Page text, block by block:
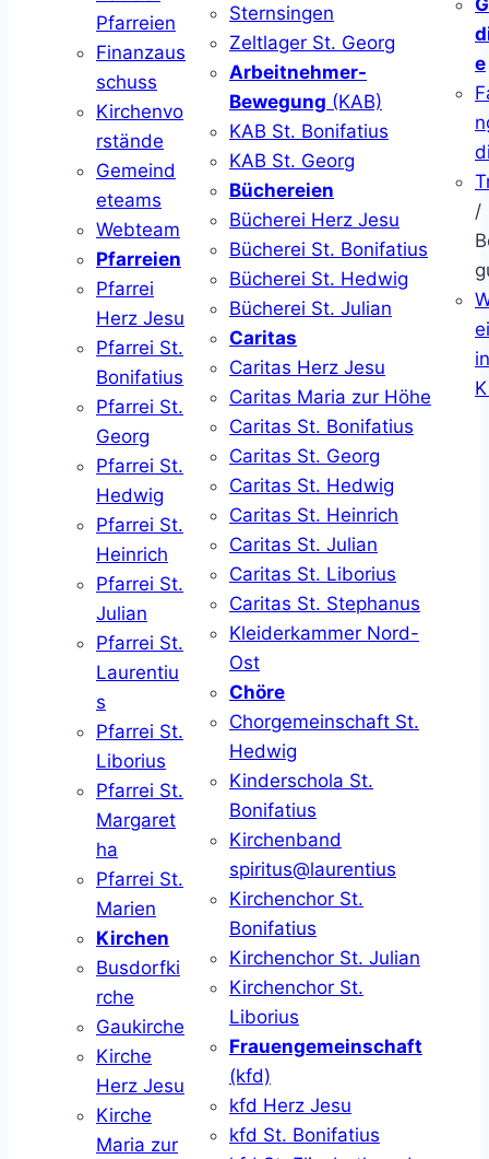
Pfarreien
Finanzaus
schuss
Kirchenvo
rstände
Gemeind
eteams
Webteam
Pfarreien
Pfarrei
Herz Jesu
Pfarrei St.
Bonifatius
Pfarrei St.
Georg
Pfarrei St.
Hedwig
Pfarrei St.
Heinrich
Pfarrei St.
Julian
Pfarrei St.
Laurentiu
s
Pfarrei St.
Liborius
Pfarrei St.
Margaret
ha
Pfarrei St.
Marien
Kirchen
Busdorfki
rche
Gaukirche
Kirche
Herz Jesu
Kirche
Maria zur
Sternsingen
Zeltlager St. Georg
Arbeitnehmer-
Bewegung (KAB)
KAB St. Bonifatius
KAB St. Georg
Büchereien
Bücherei Herz Jesu
Bücherei St. Bonifatius
Bücherei St. Hedwig
Bücherei St. Julian
Caritas
Caritas Herz Jesu
Caritas Maria zur Höhe
Caritas St. Bonifatius
Caritas St. Georg
Caritas St. Hedwig
Caritas St. Heinrich
Caritas St. Julian
Caritas St. Liborius
Caritas St. Stephanus
Kleiderkammer Nord-
Ost
Chöre
Chorgemeinschaft St.
Hedwig
Kinderschola St.
Bonifatius
Kirchenband
spiritus@laurentius
Kirchenchor St.
Bonifatius
Kirchenchor St. Julian
Kirchenchor St.
Liborius
Frauengemeinschaft
(kfd)
kfd Herz Jesu
kfd St. Bonifatius
e
/